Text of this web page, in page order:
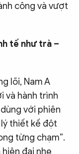
công và vượt
tế như trà –
lõi, Nam A
và hành trình
với phiên
thiết kế đột
từng chạm”.
đại nhẹ